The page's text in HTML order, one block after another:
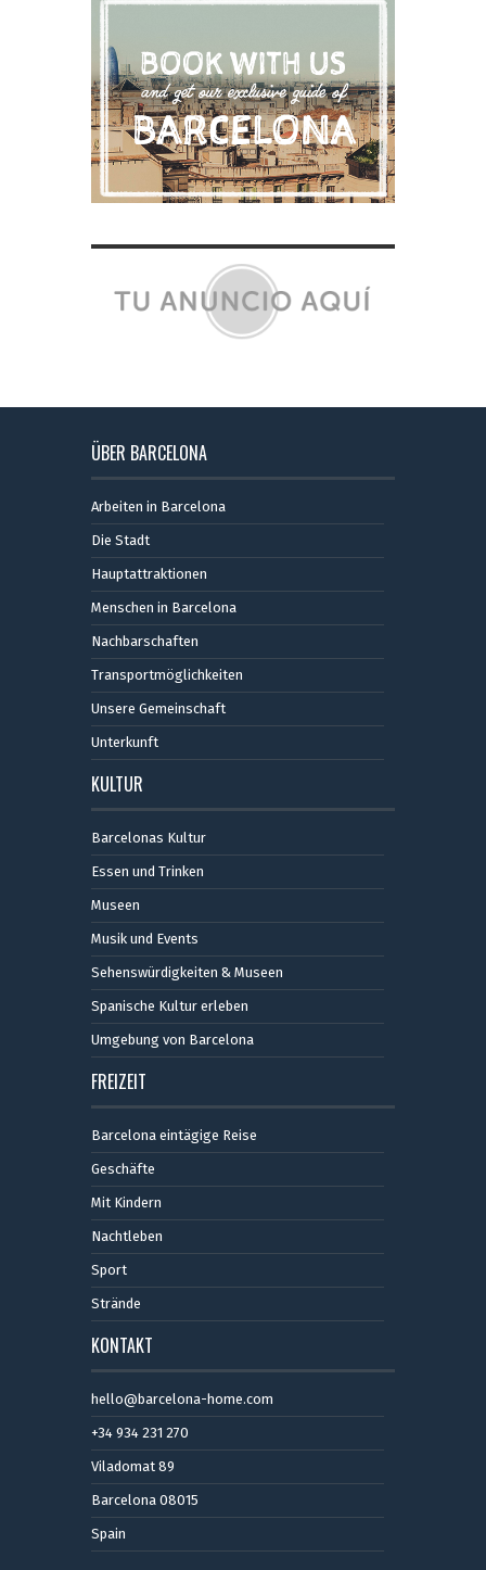
ÜBER BARCELONA
Arbeiten in Barcelona
Die Stadt
Hauptattraktionen
Menschen in Barcelona
Nachbarschaften
Transportmöglichkeiten
Unsere Gemeinschaft
Unterkunft
KULTUR
Barcelonas Kultur
Essen und Trinken
Museen
Musik und Events
Sehenswürdigkeiten & Museen
Spanische Kultur erleben
Umgebung von Barcelona
FREIZEIT
Barcelona eintägige Reise
Geschäfte
Mit Kindern
Nachtleben
Sport
Strände
KONTAKT
hello@barcelona-home.com
+34 934 231 270
Viladomat 89
Barcelona 08015
Spain